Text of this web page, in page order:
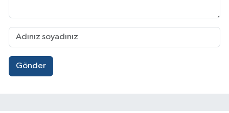
Gönder